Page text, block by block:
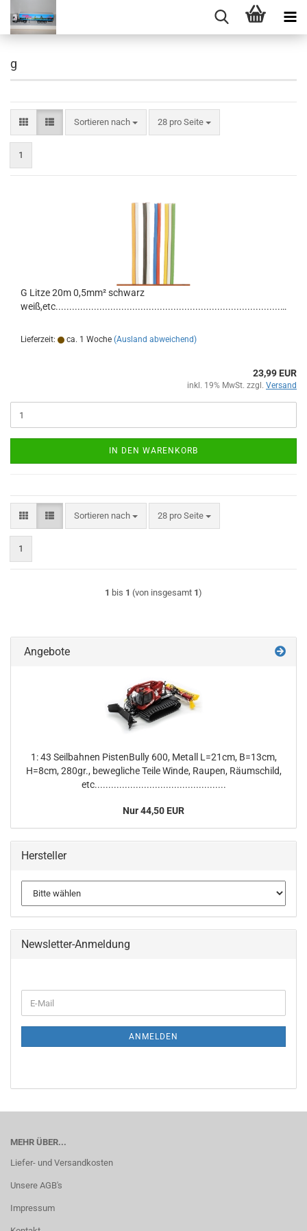
g
Sortieren nach
Sortieren nach 28 pro Seite
pro Seite
1
G Litze 20m 0,5mm² schwarz
weiß,etc....................................................................................................................................
Lieferzeit: ca. 1 Woche (Ausland abweichend)
23,99 EUR
inkl. 19% MwSt. zzgl. Versand
IN DEN WARENKORB
Sortieren nach
Sortieren nach 28 pro Seite
pro Seite
1
1 bis 1 (von insgesamt 1)
Angebote
1: 43 Seilbahnen PistenBully 600, Metall L=21cm, B=13cm,
H=8cm, 280gr., bewegliche Teile Winde, Raupen, Räumschild,
etc................................................
Nur 44,50 EUR
Hersteller
Newsletter-Anmeldung
ZUR
E-
Mail
ANMELDEN
MEHR ÜBER...
Liefer- und Versandkosten
Unsere AGB's
Impressum